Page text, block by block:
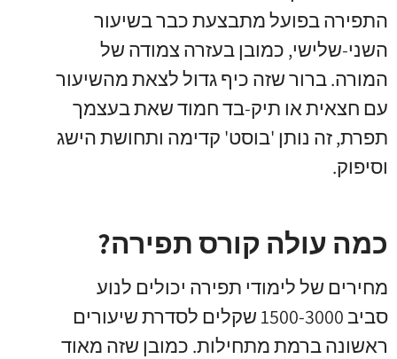
התפירה בפועל מתבצעת כבר בשיעור
השני-שלישי, כמובן בעזרה צמודה של
המורה. ברור שזה כיף גדול לצאת מהשיעור
עם חצאית או תיק-בד חמוד שאת בעצמך
תפרת, זה נותן 'בוסט' קדימה ותחושת הישג
וסיפוק.
כמה עולה קורס תפירה?
מחירים של לימודי תפירה יכולים לנוע
סביב 1500-3000 שקלים לסדרת שיעורים
ראשונה ברמת מתחילות. כמובן שזה מאוד